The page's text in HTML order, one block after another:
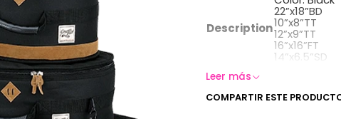
Description
22”x18”BD
10”x8”TT
12”x9”TT
16”x16”FT
14”x6.5”SD
Leer más
COMPARTIR ESTE